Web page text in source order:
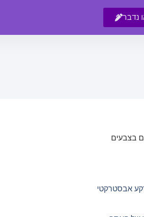
נדבר
בצבעים
אבסטרקטי